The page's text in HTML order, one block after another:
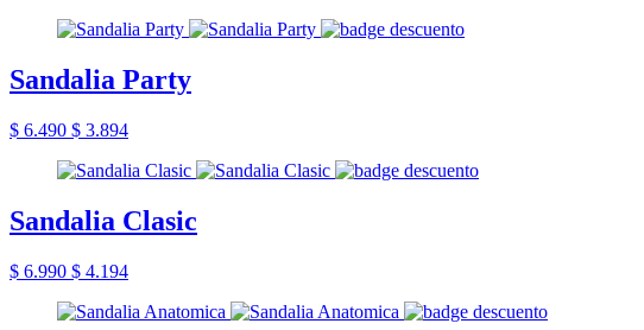
Sandalia Party
$ 6.490 $ 3.894
Sandalia Clasic
$ 6.990 $ 4.194